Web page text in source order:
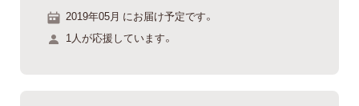
2019年05月 にお届け予定です。
1人が応援しています。